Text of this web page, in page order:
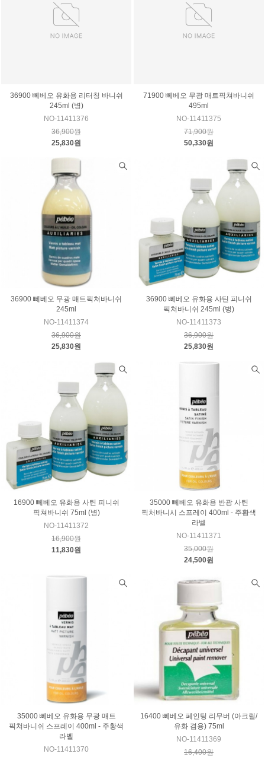
36900 뻬베오 유화용 리터칭 바니쉬
245ml (병)
NO-11411376
36,900원
25,830원
71900 뻬베오 무광 매트픽쳐바니쉬
495ml
NO-11411375
71,900원
50,330원
36900 뻬베오 무광 매트픽쳐바니쉬
245ml
NO-11411374
36,900원
25,830원
36900 뻬베오 유화용 사틴 피니쉬
픽쳐바니쉬 245ml (병)
NO-11411373
36,900원
25,830원
16900 뻬베오 유화용 사틴 피니쉬
픽쳐바니쉬 75ml (병)
NO-11411372
16,900원
11,830원
35000 뻬베오 유화용 반광 사틴
픽처바니시 스프레이 400ml - 주황색
라벨
NO-11411371
35,000원
24,500원
35000 뻬베오 유화용 무광 매트
픽쳐바니쉬 스프레이 400ml - 주황색
라벨
NO-11411370
16400 뻬베오 페인팅 리무버 (아크릴/
유화 겸용) 75ml
NO-11411369
16,400원